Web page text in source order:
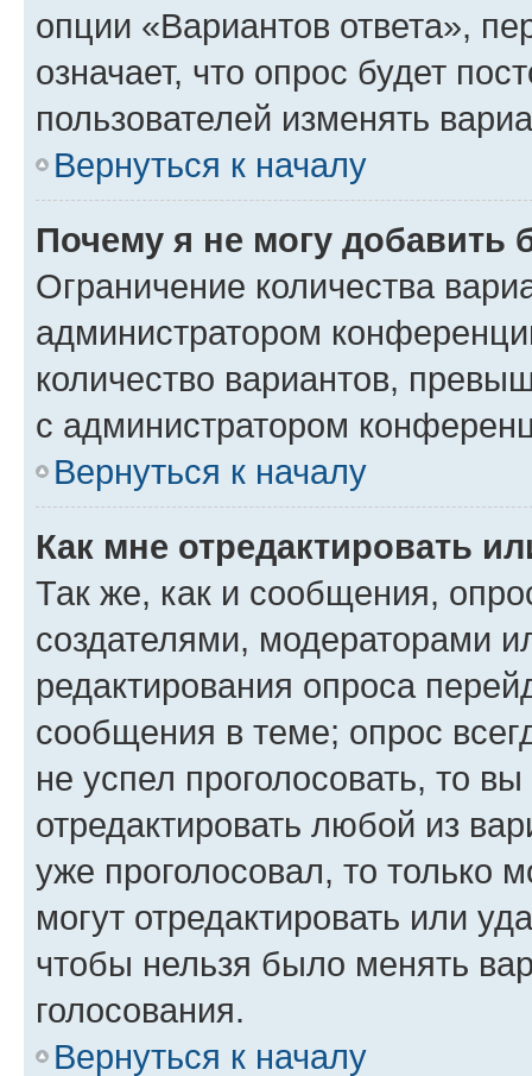
опции «Вариантов ответа»,
означает, что опрос будет
пользователей изменять
Вернуться к началу
Почему я не могу добавить
Ограничение количества
администратором
количество вариантов,
с администратором
Вернуться к началу
Как мне отредактировать
Так же, как и сообщения,
создателями, модераторами
редактирования опроса
сообщения в теме; опрос
не успел проголосовать, то
отредактировать любой из
уже проголосовал, то только
могут отредактировать или
чтобы нельзя было менять
голосования.
Вернуться к началу